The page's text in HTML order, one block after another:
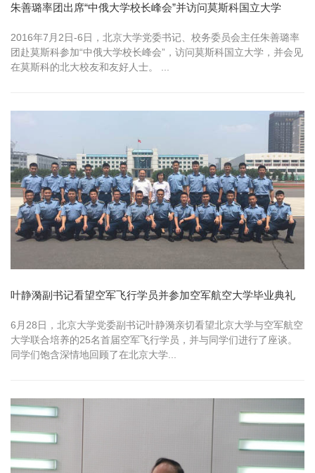
朱善璐率团出席“中俄大学校长峰会”并访问莫斯科国立大学
2016年7月2日-6日，北京大学党委书记、校务委员会主任朱善璐率
团赴莫斯科参加“中俄大学校长峰会”，访问莫斯科国立大学，并会见
在莫斯科的北大校友和友好人士。 ...
叶静漪副书记看望空军飞行学员并参加空军航空大学毕业典礼
6月28日，北京大学党委副书记叶静漪亲切看望北京大学与空军航空
大学联合培养的25名首届空军飞行学员，并与同学们进行了座谈。
同学们饱含深情地回顾了在北京大学...